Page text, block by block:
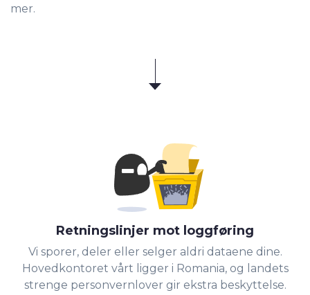
mer.
Retningslinjer mot loggføring
Vi sporer, deler eller selger aldri dataene dine.
Hovedkontoret vårt ligger i Romania, og landets
strenge personvernlover gir ekstra beskyttelse.